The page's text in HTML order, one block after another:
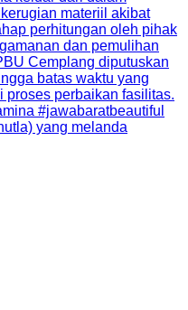
yang melanda